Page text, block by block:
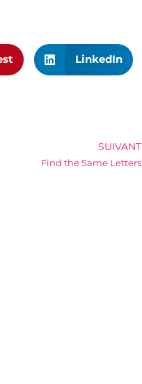
LinkedIn
SUIVANT
Find the Same Letters